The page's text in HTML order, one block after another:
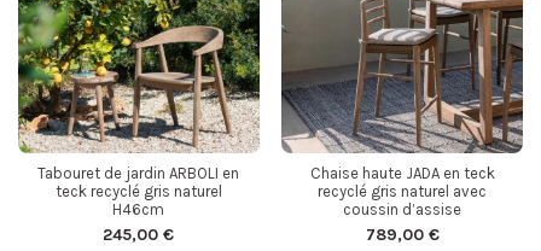
Tabouret de jardin ARBOLI en
teck recyclé gris naturel
H46cm
245,00 €
Chaise haute JADA en teck
recyclé gris naturel avec
coussin d’assise
789,00 €